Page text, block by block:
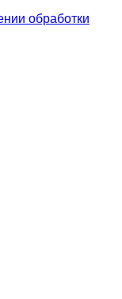
обработки